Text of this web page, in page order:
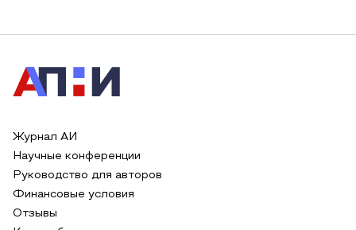
Журнал АИ
Научные конференции
Руководство для авторов
Финансовые условия
Отзывы